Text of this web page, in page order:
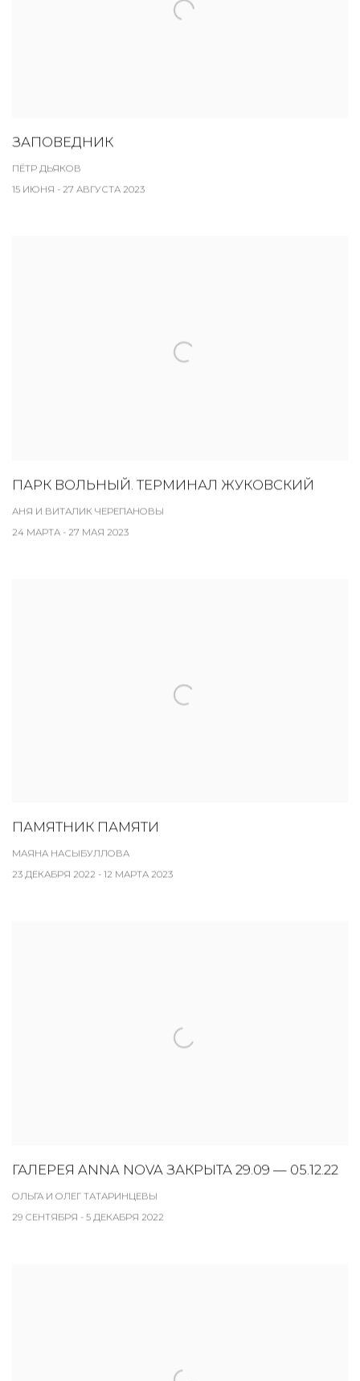
ЗАПОВЕДНИК
ПЁТР ДЬЯКОВ
15 ИЮНЯ - 27 АВГУСТА 2023
ПАРК ВОЛЬНЫЙ. ТЕРМИНАЛ ЖУКОВСКИЙ
АНЯ И ВИТАЛИК ЧЕРЕПАНОВЫ
24 МАРТА - 27 МАЯ 2023
ПАМЯТНИК ПАМЯТИ
МАЯНА НАСЫБУЛЛОВА
23 ДЕКАБРЯ 2022 - 12 МАРТА 2023
ГАЛЕРЕЯ ANNA NOVA ЗАКРЫТА 29.09 — 05.12.22
ОЛЬГА И ОЛЕГ ТАТАРИНЦЕВЫ
29 СЕНТЯБРЯ - 5 ДЕКАБРЯ 2022